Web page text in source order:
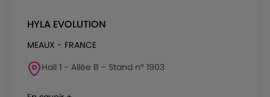
HYLA EVOLUTION
MEAUX - FRANCE
Hall 1 - Allée B - Stand n° 1903